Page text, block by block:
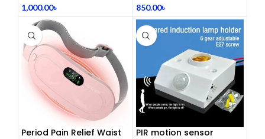
1,000.00৳ 850.00৳
Period Pain Relief Waist
PIR motion sensor